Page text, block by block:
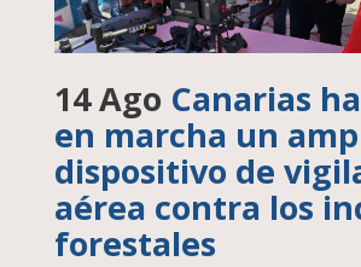
14 Ago Canarias
en marcha un
dispositivo de
aérea contra los
forestales